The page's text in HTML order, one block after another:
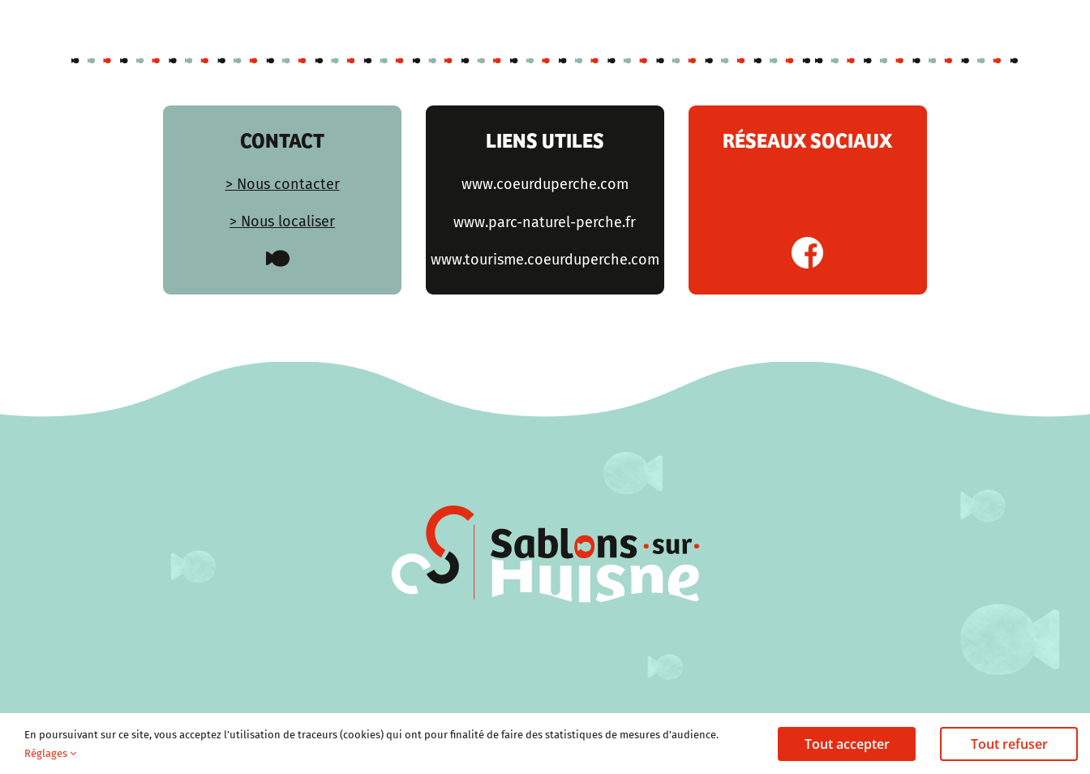
CONTACT
> Nous contacter
> Nous localiser
LIENS UTILES
www.coeurduperche.com
www.parc-naturel-perche.fr
www.tourisme.coeurduperche.com
RÉSEAUX SOCIAUX
Mentions légales Politique de cookies
En poursuivant sur ce site, vous acceptez l’utilisation de traceurs (cookies) qui ont pour finalité de faire des statistiques de mesures d’audience.
Réglages
Tout accepter Tout refuser